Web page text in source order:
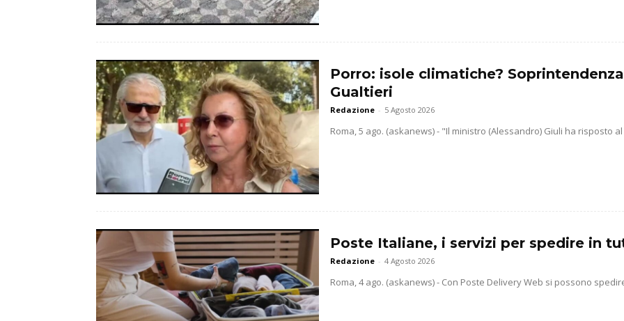
Porro: isole climatiche?
Gualtieri
Redazione - 5 Agosto 2026
Roma, 5 ago. (askanews) - "Il ministro (Alessandro) Giuli ha risposto
Poste Italiane, i servizi per spedire in
Redazione - 4 Agosto 2026
Roma, 4 ago. (askanews) - Con Poste Delivery Web si possono